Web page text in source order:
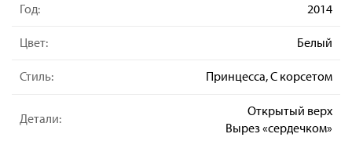
Год: 2014
Цвет: Белый
Стиль: Принцесса, С корсетом
Детали:
Открытый верх
Вырез «сердечком»